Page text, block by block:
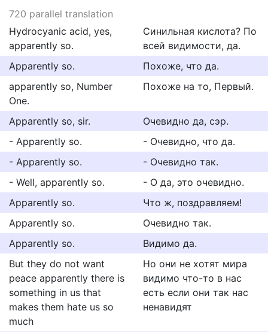
720 parallel translation
Hydrocyanic acid, yes,
apparently so.
Синильная кислота? По
всей видимости, да.
Apparently so.
Похоже, что да.
apparently so, Number
One.
Похоже на то, Первый.
Apparently so, sir.
Очевидно да, сэр.
- Apparently so.
- Очевидно, что да.
- Apparently so.
- Очевидно так.
- Well, apparently so.
- О да, это очевидно.
Apparently so.
Что ж, поздравляем!
Apparently so.
Очевидно так.
Apparently so.
Видимо да.
But they do not want
peace apparently there is
something in us that
makes them hate us so
much
Но они не хотят мира
видимо что-то в нас
есть если они так нас
ненавидят